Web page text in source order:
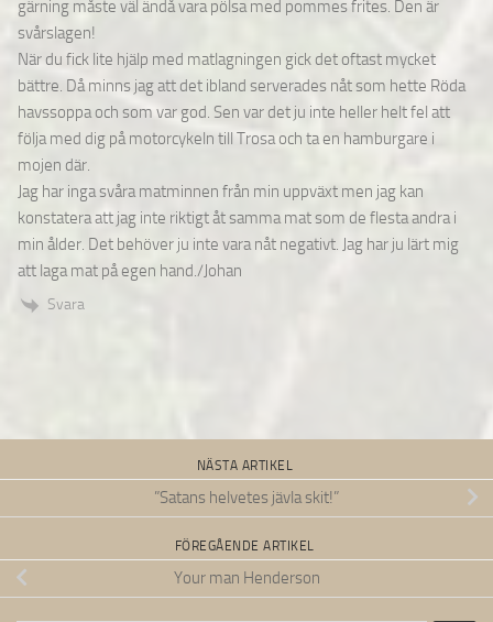
gärning måste väl ändå vara pölsa med pommes frites. Den är
svårslagen!
När du fick lite hjälp med matlagningen gick det oftast mycket
bättre. Då minns jag att det ibland serverades nåt som hette Röda
havssoppa och som var god. Sen var det ju inte heller helt fel att
följa med dig på motorcykeln till Trosa och ta en hamburgare i
mojen där.
Jag har inga svåra matminnen från min uppväxt men jag kan
konstatera att jag inte riktigt åt samma mat som de flesta andra i
min ålder. Det behöver ju inte vara nåt negativt. Jag har ju lärt mig
att laga mat på egen hand./Johan
Svara
NÄSTA ARTIKEL
”Satans helvetes jävla skit!”
FÖREGÅENDE ARTIKEL
Your man Henderson